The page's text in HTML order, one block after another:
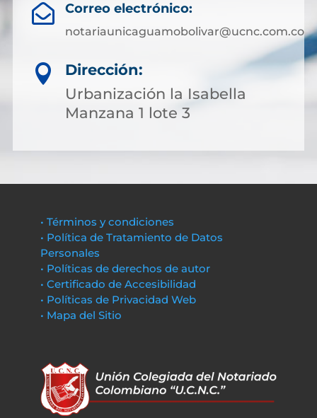
 Correo electrónico:
notariaunicaguamobolivar@ucnc.com.co

Dirección:
Urbanización la Isabella
Manzana 1 lote 3
• Términos y condiciones
• Política de Tratamiento de Datos
Personales
• Políticas de derechos de autor
• Certificado de Accesibilidad
• Políticas de Privacidad Web
• Mapa del Sitio